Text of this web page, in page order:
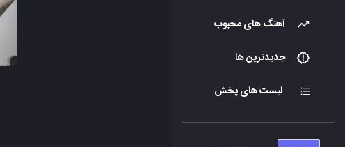
آهنگ های محبوب
جدیدترین ها
لیست های پخش